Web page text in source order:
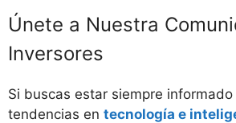
Únete a Nuestra
Inversores
Si buscas estar siempre
tendencias en tecnología e